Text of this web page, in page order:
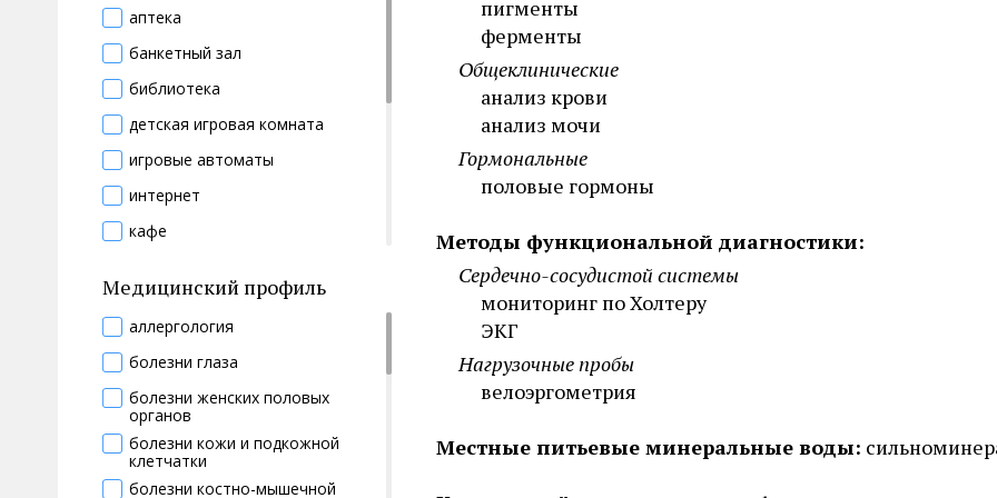
пигменты
ферменты
Общеклинические
анализ крови
анализ мочи
Гормональные
половые гормоны
Методы функциональной диагностики:
Сердечно-сосудистой системы
мониторинг по Холтеру
ЭКГ
Нагрузочные пробы
велоэргометрия
Местные питьевые минеральные воды:
косметический кабинет
криосауна
обертывание морскими
водорослями
русская баня
сауна
соляной грот
солярий
спортивные площадки
спортивный зал
аптека
банкетный зал
библиотека
детская игровая комната
игровые автоматы
интернет
кафе
магазин
парикмахерская
прачечная
прокат спортивного инвентаря
ресторан
трансфер
Медицинский профиль
аллергология
болезни глаза
болезни женских половых
органов
болезни кожи и подкожной
клетчатки
болезни костно-мышечной